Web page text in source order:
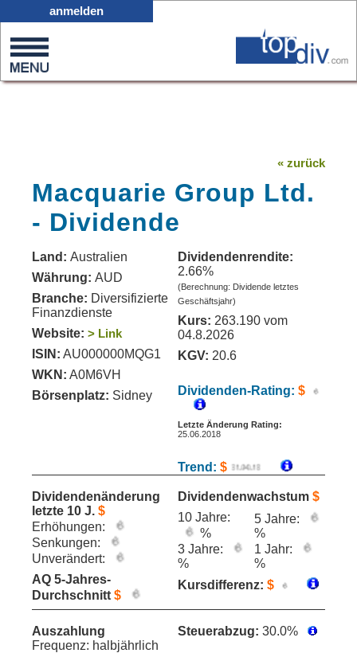
0
on
anmelden
« zurück
Macquarie Group Ltd.
- Dividende
Land: Australien
Währung: AUD
Branche: Diversifizierte
Finanzdienste
Website: > Link
ISIN: AU000000MQG1
WKN: A0M6VH
Börsenplatz: Sidney
Dividendenrendite:
2.66%
(Berechnung: Dividende letztes
Geschäftsjahr)
Kurs: 263.190 vom
04.8.2026
KGV: 20.6
Dividenden-Rating: $
Letzte Änderung Rating:
25.06.2018
Trend: $
Dividendenänderung
letzte 10 J. $
Erhöhungen:
Senkungen:
Unverändert:
AQ 5-Jahres-
Durchschnitt $
Dividendenwachstum $
10 Jahre:
%
5 Jahre:
%
3 Jahre:
%
1 Jahr:
%
Kursdifferenz: $
Auszahlung
Frequenz: halbjährlich
Steuerabzug: 30.0%